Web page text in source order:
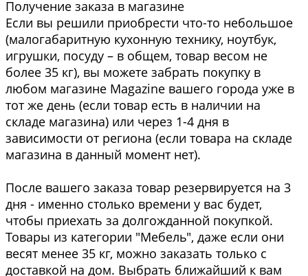
Получение заказа в магазине
Если вы решили приобрести что-то небольшое
(малогабаритную кухонную технику, ноутбук,
игрушки, посуду – в общем, товар весом не
более 35 кг), вы можете забрать покупку в
любом магазине Magazine вашего города уже в
тот же день (если товар есть в наличии на
складе магазина) или через 1-4 дня в
зависимости от региона (если товара на складе
магазина в данный момент нет).
После вашего заказа товар резервируется на 3
дня - именно столько времени у вас будет,
чтобы приехать за долгожданной покупкой.
Товары из категории "Мебель", даже если они
весят менее 35 кг, можно заказать только с
доставкой на дом. Выбрать ближайший к вам